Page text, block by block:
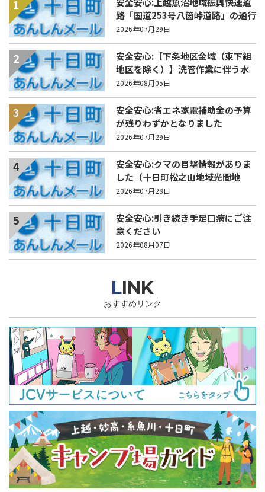
1
路「国道253号八箇峠道路」の通行
規制について
2026年07月29日
2
安全安心:【下条地区全域（東下組
地区を除く）】洗管作業に伴う水
道の濁りの発生について
2026年08月05日
3
安全安心:省エネ家電補助金の予算
が残りわずかとなりました
2026年07月29日
4
安全安心:クマの目撃情報がありま
した（十日町松之山地域光間地
内）
2026年07月28日
5
安全安心:引き続き手足口病にご注
意ください
2026年08月07日
LINK
おすすめリンク